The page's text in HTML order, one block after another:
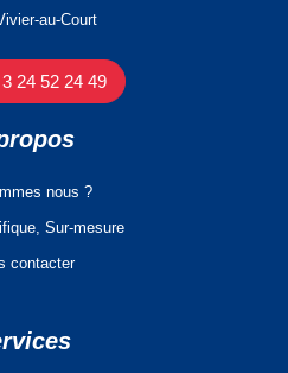
au-Court
24 52 24 49
nous ?
Sur-mesure
contacter